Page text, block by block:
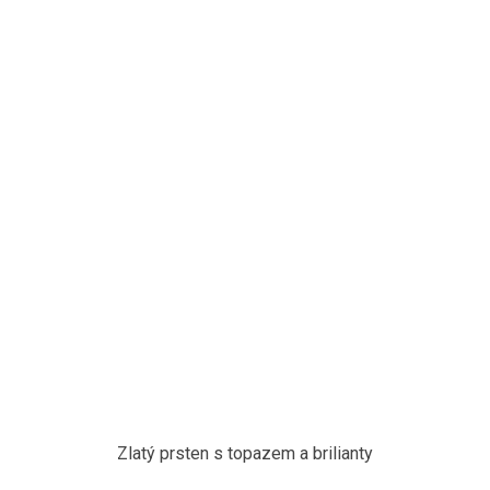
Zlatý prsten s topazem a brilianty